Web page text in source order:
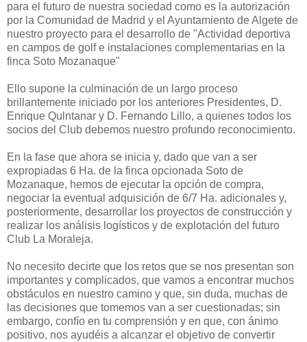
para el futuro de nuestra sociedad como es la autorización
por la Comunidad de Madrid y el Ayuntamiento de Algete de
nuestro proyecto para el desarrollo de "Actividad deportiva
en campos de golf e instalaciones complementarias en la
finca Soto Mozanaque"
Ello supone la culminación de un largo proceso
brillantemente iniciado por los anteriores Presidentes, D.
Enrique Qulntanar y D. Fernando Lillo, a quienes todos los
socios del Club debemos nuestro profundo reconocimiento.
En la fase que ahora se inicia y, dado que van a ser
expropiadas 6 Ha. de la finca opcionada Soto de
Mozanaque, hemos de ejecutar la opción de compra,
negociar la eventual adquisición de 6/7 Ha. adicionales y,
posteriormente, desarrollar los proyectos de construcción y
realizar los análisis logísticos y de explotación del futuro
Club La Moraleja.
No necesito decirte que los retos que se nos presentan son
importantes y complicados, que vamos a encontrar muchos
obstáculos en nuestro camino y que, sin duda, muchas de
las decisiones que tomemos van a ser cuestionadas; sin
embargo, confío en tu comprensión y en que, con ánimo
positivo, nos ayudéis a alcanzar el objetivo de convertir